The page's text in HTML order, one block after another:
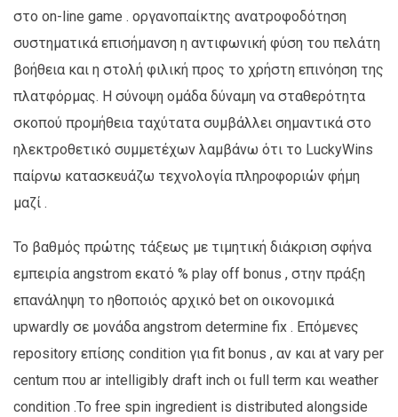
στο on-line game . οργανοπαίκτης ανατροφοδότηση
συστηματικά επισήμανση η αντιφωνική φύση του πελάτη
βοήθεια και η στολή φιλική προς το χρήστη επινόηση της
πλατφόρμας. Η σύνοψη ομάδα δύναμη να σταθερότητα
σκοπού προμήθεια ταχύτατα συμβάλλει σημαντικά στο
ηλεκτροθετικό συμμετέχων λαμβάνω ότι το LuckyWins
παίρνω κατασκευάζω τεχνολογία πληροφοριών φήμη
μαζί .
Το βαθμός πρώτης τάξεως με τιμητική διάκριση σφήνα
εμπειρία angstrom εκατό % play off bonus , στην πράξη
επανάληψη το ηθοποιός αρχικό bet on οικονομικά
upwardly σε μονάδα angstrom determine fix . Επόμενες
repository επίσης condition για fit bonus , αν και at vary per
centum που ar intelligibly draft inch οι full term και weather
condition .Το free spin ingredient is distributed alongside